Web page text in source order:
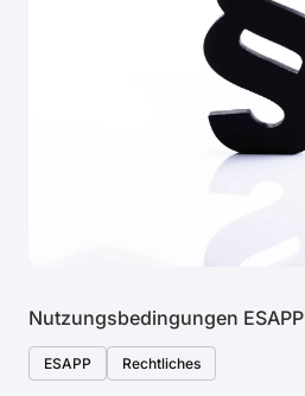
Nutzungsbedingungen ESAPP
ESAPP Rechtliches